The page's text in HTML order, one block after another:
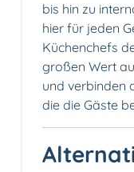
bis hin zu
hier für jeden
Küchenchefs
großen Wert
und verbinden
die die Gäste